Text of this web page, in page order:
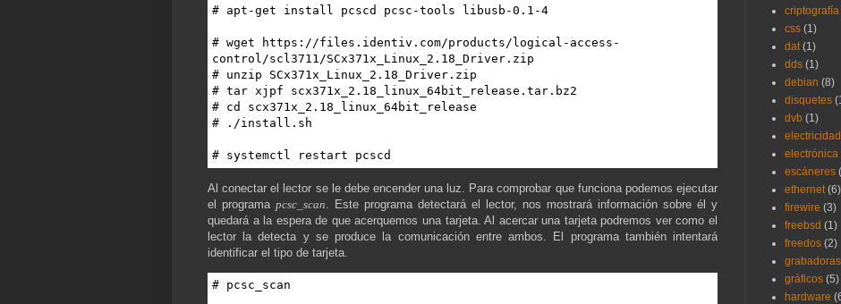
# apt-get install pcscd pcsc-tools libusb-0.1-4
# wget https://files.identiv.com/products/logical-access-
control/scl3711/SCx371x_Linux_2.18_Driver.zip
# unzip SCx371x_Linux_2.18_Driver.zip
# tar xjpf scx371x_2.18_linux_64bit_release.tar.bz2
# cd scx371x_2.18_linux_64bit_release
# ./install.sh
# systemctl restart pcscd
Al conectar el lector se le debe encender una luz. Para comprobar que funciona podemos ejecutar
el programa pcsc_scan . Este programa detectará el lector, nos mostrará información sobre él y
quedará a la espera de que acerquemos una tarjeta. Al acercar una tarjeta podremos ver como el
lector la detecta y se produce la comunicación entre ambos. El programa también intentará
identificar el tipo de tarjeta.
# pcsc_scan
criptografía
css (1)
dat (1)
dds (1)
debian (8)
disquetes
dvb (1)
electricidad
electrónica
escáneres
ethernet (6)
firewire (3)
freebsd (1)
freedos (2)
grabadoras
gráficos (5)
hardware